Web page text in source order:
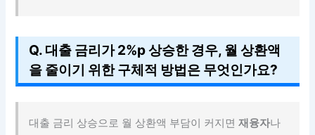
Q. 대출 금리가 2%p 상승한 경우, 월 상환액
을 줄이기 위한 구체적 방법은 무엇인가요?
대출 금리 상승으로 월 상환액 부담이 커지면재융자나